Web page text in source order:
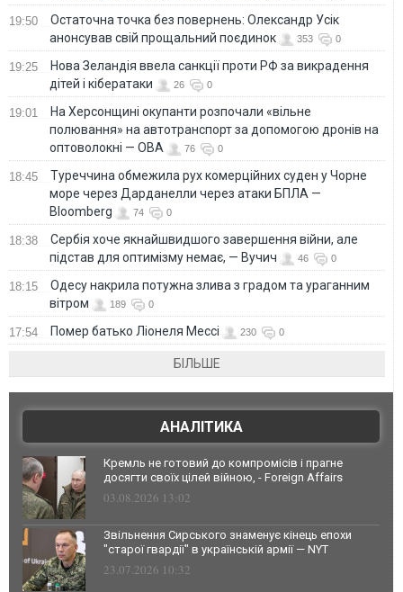
19:50
Остаточна точка без повернень: Олександр Усік
анонсував свій прощальний поєдинок
353 0
19:25
Нова Зеландія ввела санкції проти РФ за викрадення
дітей і кібератаки
26 0
19:01
На Херсонщині окупанти розпочали «вільне
полювання» на автотранспорт за допомогою дронів на
оптоволокні — ОВА
76 0
18:45
Туреччина обмежила рух комерційних суден у Чорне
море через Дарданелли через атаки БПЛА —
Bloomberg
74 0
18:38
Сербія хоче якнайшвидшого завершення війни, але
підстав для оптимізму немає, — Вучич
46 0
18:15
Одесу накрила потужна злива з градом та ураганним
вітром
189 0
17:54 Помер батько Ліонеля Мессі 230 0
БІЛЬШЕ
АНАЛІТИКА
Кремль не готовий до компромісів і прагне
досягти своїх цілей війною, - Foreign Affairs
03.08.2026 13:02
Звільнення Сирського знаменує кінець епохи
"старої гвардії" в українській армії — NYT
23.07.2026 10:32